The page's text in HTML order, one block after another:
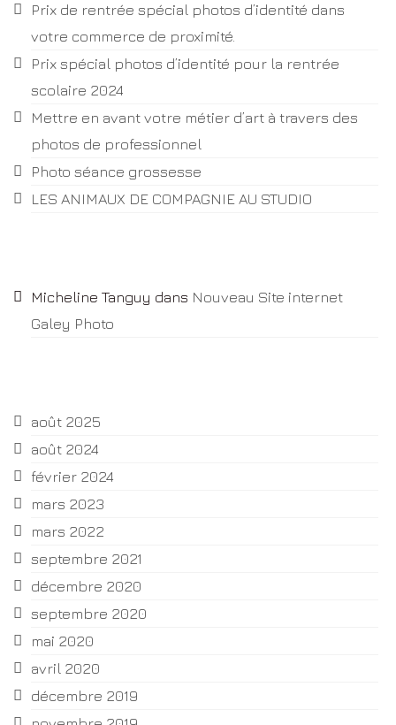
Prix de rentrée spécial photos d’identité dans
votre commerce de proximité.
Prix spécial photos d’identité pour la rentrée
scolaire 2024
Mettre en avant votre métier d’art à travers des
photos de professionnel
Photo séance grossesse
LES ANIMAUX DE COMPAGNIE AU STUDIO
Micheline Tanguy dans Nouveau Site internet
Galey Photo
août 2025
août 2024
février 2024
mars 2023
mars 2022
septembre 2021
décembre 2020
septembre 2020
mai 2020
avril 2020
décembre 2019